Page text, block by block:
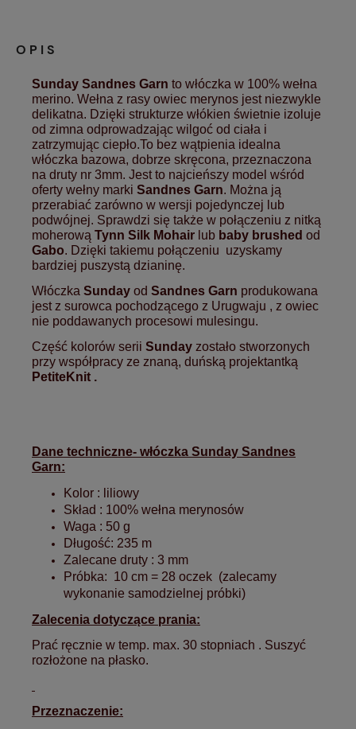
OPIS
Sunday Sandnes Garn to włóczka w 100% wełna
merino. Wełna z rasy owiec merynos jest niezwykle
delikatna. Dzięki strukturze włókien świetnie izoluje
od zimna odprowadzając wilgoć od ciała i
zatrzymując ciepło.To bez wątpienia idealna
włóczka bazowa, dobrze skręcona, przeznaczona
na druty nr 3mm. Jest to najcieńszy model wśród
oferty wełny marki Sandnes Garn. Można ją
przerabiać zarówno w wersji pojedynczej lub
podwójnej. Sprawdzi się także w połączeniu z nitką
moherową Tynn Silk Mohair lub baby brushed od
Gabo. Dzięki takiemu połączeniu uzyskamy
bardziej puszystą dzianinę.
Włóczka Sunday od Sandnes Garn produkowana
jest z surowca pochodzącego z Urugwaju , z owiec
nie poddawanych procesowi mulesingu.
Część kolorów serii Sunday zostało stworzonych
przy współpracy ze znaną, duńską projektantką
PetiteKnit .
Dane techniczne- włóczka Sunday Sandnes
Garn:
Kolor : liliowy
Skład : 100% wełna merynosów
Waga : 50 g
Długość: 235 m
Zalecane druty : 3 mm
Próbka: 10 cm = 28 oczek (zalecamy
wykonanie samodzielnej próbki)
Zalecenia dotyczące prania:
Prać ręcznie w temp. max. 30 stopniach . Suszyć
rozłożone na płasko.
Przeznaczenie: